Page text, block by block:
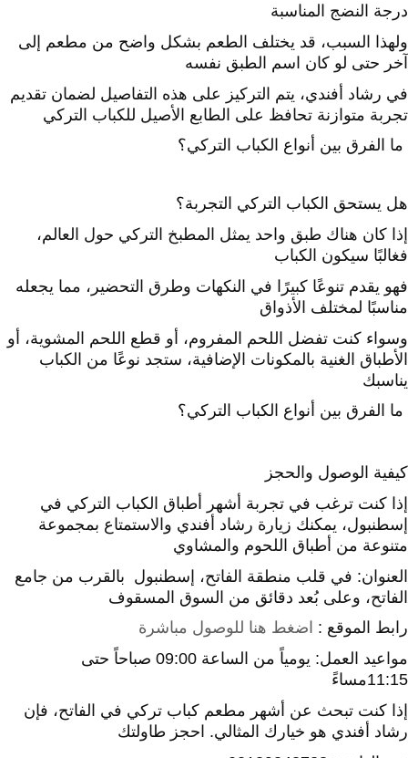
درجة النضج المناسبة
ولهذا السبب، قد يختلف الطعم بشكل واضح من مطعم إلى
آخر حتى لو كان اسم الطبق نفسه
في رشاد أفندي، يتم التركيز على هذه التفاصيل لضمان تقديم
تجربة متوازنة تحافظ على الطابع الأصيل للكباب التركي
هل يستحق الكباب التركي التجربة؟
إذا كان هناك طبق واحد يمثل المطبخ التركي حول العالم،
فغالبًا سيكون الكباب
فهو يقدم تنوعًا كبيرًا في النكهات وطرق التحضير، مما يجعله
مناسبًا لمختلف الأذواق
وسواء كنت تفضل اللحم المفروم، أو قطع اللحم المشوية، أو
الأطباق الغنية بالمكونات الإضافية، ستجد نوعًا من الكباب
يناسبك
كيفية الوصول والحجز
إذا كنت ترغب في تجربة أشهر أطباق الكباب التركي في
إسطنبول، يمكنك زيارة رشاد أفندي والاستمتاع بمجموعة
متنوعة من أطباق اللحوم والمشاوي
العنوان: في قلب منطقة الفاتح، إسطنبول بالقرب من جامع
الفاتح، وعلى بُعد دقائق من السوق المسقوف
رابط الموقع : اضغط هنا للوصول مباشرة
11:15مساءً
رشاد أفندي هو خيارك المثالي. احجز طاولتك